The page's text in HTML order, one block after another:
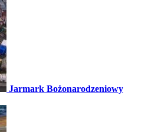
Jarmark Bożonarodzeniowy